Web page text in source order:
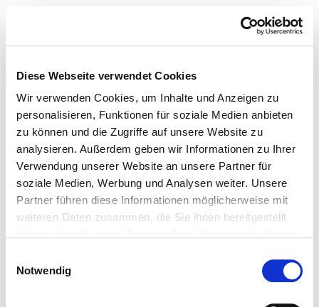
Diese Webseite verwendet Cookies
Wir verwenden Cookies, um Inhalte und Anzeigen zu
personalisieren, Funktionen für soziale Medien anbieten
zu können und die Zugriffe auf unsere Website zu
analysieren. Außerdem geben wir Informationen zu Ihrer
Verwendung unserer Website an unsere Partner für
soziale Medien, Werbung und Analysen weiter. Unsere
Partner führen diese Informationen möglicherweise mit
weiteren Daten zusammen, die Sie ihnen bereitgestellt
Notwendig